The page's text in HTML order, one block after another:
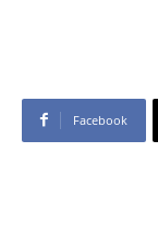
Facebook